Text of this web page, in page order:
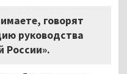
говорят
руководства
России».